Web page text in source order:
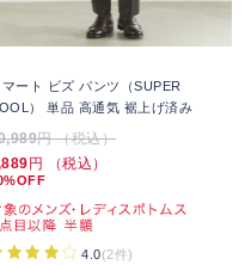
マート ビズ パンツ（SUPER
） 単品 高通気 裾上げ済み
円 （税込）
円 （税込）
4.0(2件)